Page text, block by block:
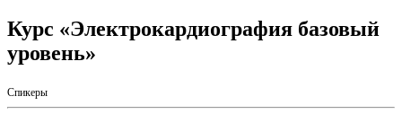
Курс «Электрокардиография базовый
уровень»
Спикеры